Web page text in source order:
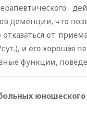
деменции, что
от
и его
функции,
юношеского